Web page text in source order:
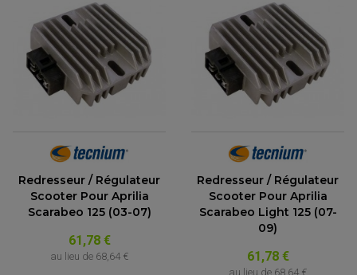
Redresseur / Régulateur
Scooter Pour Aprilia
Scarabeo 125 (03-07)
61,78 €
au lieu de 68,64 €
Redresseur / Régulateur
Scooter Pour Aprilia
Scarabeo Light 125 (07-
09)
61,78 €
au lieu de 68,64 €